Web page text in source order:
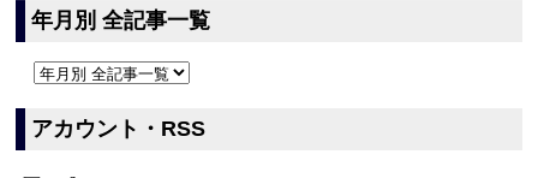
年月別 全記事一覧
アカウント・RSS